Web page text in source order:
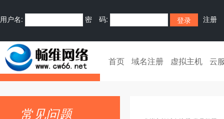
用户名: 密 码: 注册
首页 域名注册 虚拟主机 云
常见问题